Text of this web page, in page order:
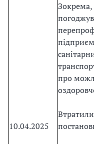
10.04.2025
Зокрема,
про